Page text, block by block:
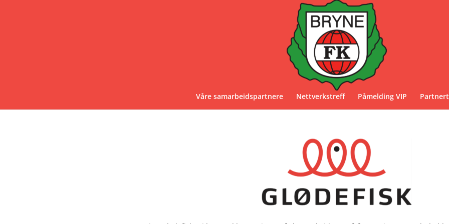
Våre samarbeidspartnere Nettverkstreff Påmelding VIP